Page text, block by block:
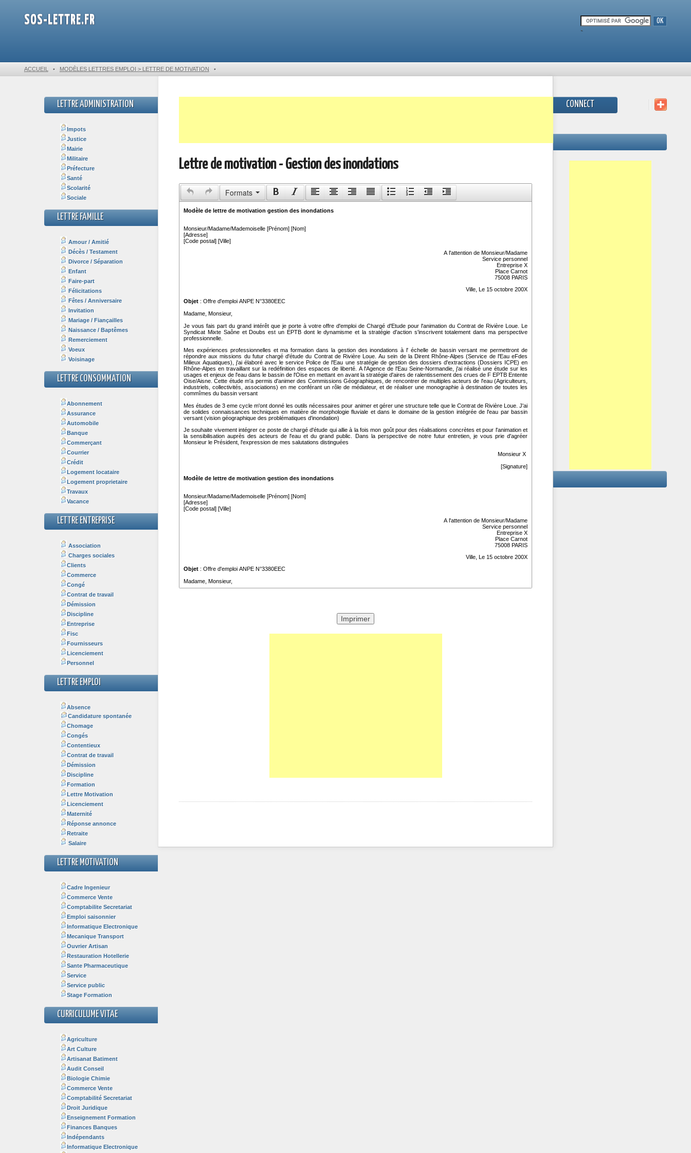
SOS-LETTRE.FR
-
ACCUEIL • MODÈLES LETTRES EMPLOI > LETTRE DE MOTIVATION •
LETTRE ADMINISTRATION
Impots
Justice
Mairie
Militaire
Préfecture
Santé
Scolarité
Sociale
LETTRE FAMILLE
Amour / Amitié
Décès / Testament
Divorce / Séparation
Enfant
Faire-part
Félicitations
Fêtes / Anniversaire
Invitation
Mariage / Fiançailles
Naissance / Baptêmes
Remerciement
Voeux
Voisinage
LETTRE CONSOMMATION
Abonnement
Assurance
Automobile
Banque
Commerçant
Courrier
Crédit
Logement locataire
Logement proprietaire
Travaux
Vacance
LETTRE ENTREPRISE
Association
Charges sociales
Clients
Commerce
Congé
Contrat de travail
Démission
Discipline
Entreprise
Fisc
Fournisseurs
Licenciement
Personnel
LETTRE EMPLOI
Absence
Candidature spontanée
Chomage
Congés
Contentieux
Contrat de travail
Démission
Discipline
Formation
Lettre Motivation
Licenciement
Maternité
Réponse annonce
Retraite
Salaire
LETTRE MOTIVATION
Cadre Ingenieur
Commerce Vente
Comptabilite Secretariat
Emploi saisonnier
Informatique Electronique
Mecanique Transport
Ouvrier Artisan
Restauration Hotellerie
Sante Pharmaceutique
Service
Service public
Stage Formation
CURRICULUME VITAE
Agriculture
Art Culture
Artisanat Batiment
Audit Conseil
Biologie Chimie
Commerce Vente
Comptabilité Secretariat
Droit Juridique
Enseignement Formation
Finances Banques
Indépendants
Informatique Electronique
Lettre de motivation - Gestion des inondations
Formats
CONNECT